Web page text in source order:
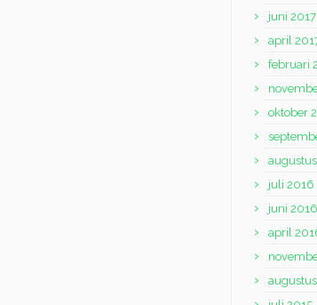
juni 2017
april
februari
oktober
juli 2016
juni 2016
april